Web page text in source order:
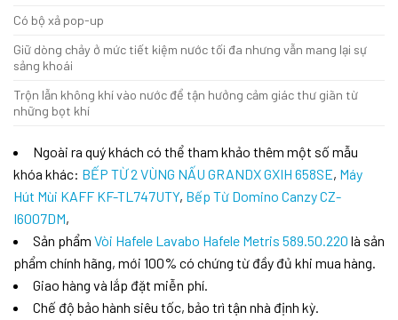
Có bộ xả pop-up
Giữ dòng chảy ở mức tiết kiệm nước tối đa nhưng vẫn mang lại sự
sảng khoái
Trộn lẫn không khí vào nước để tận hưởng cảm giác thư giãn từ
những bọt khí
Ngoài ra quý khách có thể tham khảo thêm một số mẫu
khóa khác: BẾP TỪ 2 VÙNG NẤU GRANDX GXIH 658SE, Máy
Hút Mùi KAFF KF-TL747UTY, Bếp Từ Domino Canzy CZ-
I6007DM,
Sản phẩm Vòi Hafele Lavabo Hafele Metris 589.50.220 là sản
phẩm chính hãng, mới 100% có chứng từ đầy đủ khi mua hàng.
Giao hàng và lắp đặt miễn phí.
Chế độ bảo hành siêu tốc, bảo trì tận nhà định kỳ.